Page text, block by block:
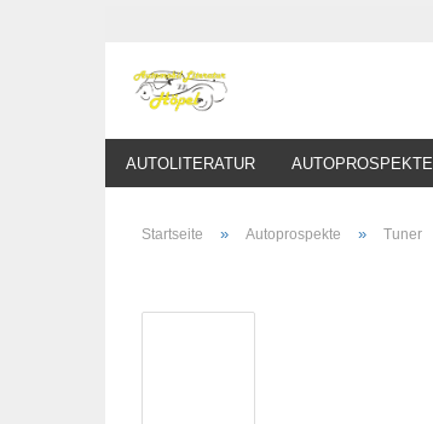
AUTOLITERATUR AUTOPROSPEKTE
Startseite » Autoprospekte » Tuner